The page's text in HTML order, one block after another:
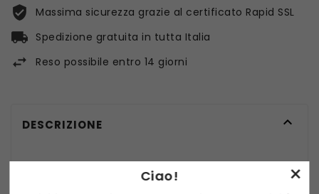
Massima sicurezza grazie al certificato Rapid SSL
Spedizione gratuita in tutta Italia
Reso possibile entro 14 giorni
DESCRIZIONE 
Foride Urbano 1 250W Motore a
trazione centrale, batteria 36V ×
Ciao!